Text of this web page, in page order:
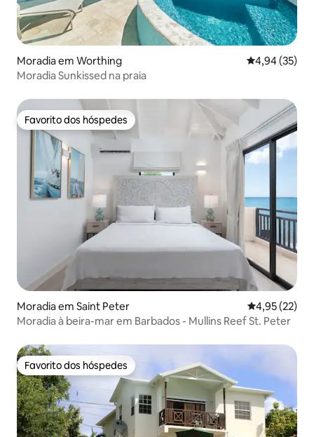
Moradia em Worthing Classificação
4,94 (35)
Moradia Sunkissed na praia
Favorito dos hóspedes
Favorito dos hóspedes
Moradia em Saint Peter Classificação
4,95 (22)
Moradia à beira-mar em Barbados - Mullins Reef St. Peter
Favorito dos hóspedes
Favorito dos hóspedes